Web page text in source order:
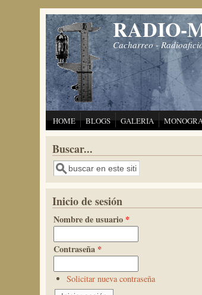
Pasar al contenido principal RADIO-
Cacharreo -
HOME BLOGS GALERIA
Buscar...
Buscar
Inicio de sesión
Nombre de usuario *
Contraseña *
Solicitar nueva contraseña